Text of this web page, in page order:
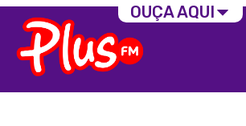
OUÇA AQUI